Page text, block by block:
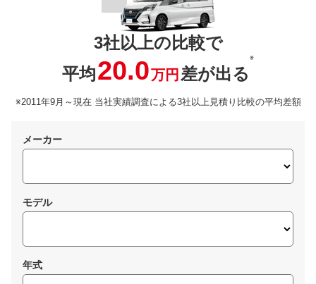
3社以上の比較で
平均20.0万円 差が出る
※
※2011年9月～現在 当社実績調査による3社以上見積り比較の平均差額
メーカー
モデル
年式